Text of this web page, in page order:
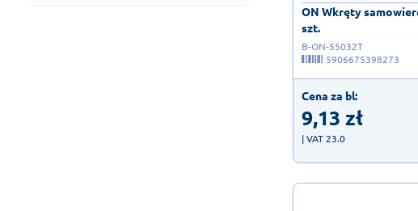
ON Wkręty
szt.
B-ON-55032T
5906675398273
Cena za bl:
9,13 zł
| VAT 23.0